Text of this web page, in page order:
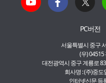
PC버전
서울특별시 중구
(우) 04515
대전광역시 중구 계룡로
회사명 : (주)중
인터넷신문 등